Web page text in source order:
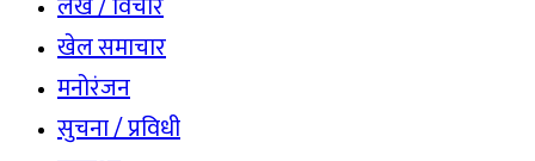
खेल समाचार
मनोरंजन
सुचना / प्रविधी